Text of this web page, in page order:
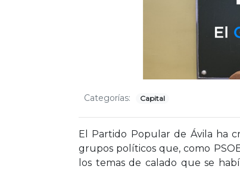
Categorías: Capital
El Partido Popular de Ávila ha
grupos políticos que, como
los temas de calado que se